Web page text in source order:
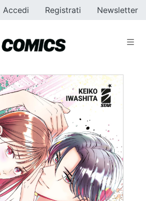
Accedi Registrati Newsletter